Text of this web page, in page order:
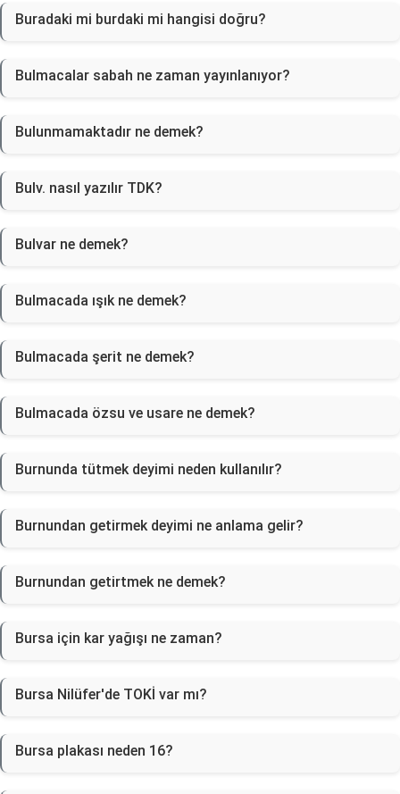
Buradaki mi burdaki mi hangisi doğru?
Bulmacalar sabah ne zaman yayınlanıyor?
Bulunmamaktadır ne demek?
Bulv. nasıl yazılır TDK?
Bulvar ne demek?
Bulmacada ışık ne demek?
Bulmacada şerit ne demek?
Bulmacada özsu ve usare ne demek?
Burnunda tütmek deyimi neden kullanılır?
Burnundan getirmek deyimi ne anlama gelir?
Burnundan getirtmek ne demek?
Bursa için kar yağışı ne zaman?
Bursa Nilüfer'de TOKİ var mı?
Bursa plakası neden 16?